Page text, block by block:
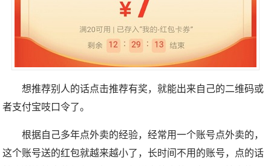
想推荐别人的话点击推荐有奖，就能出来自己的二维码或
者支付宝吱口令了。
根据自己多年点外卖的经验，经常用一个账号点外卖的，
这个账号送的红包就越来越小了，长时间不用的账号，点的话